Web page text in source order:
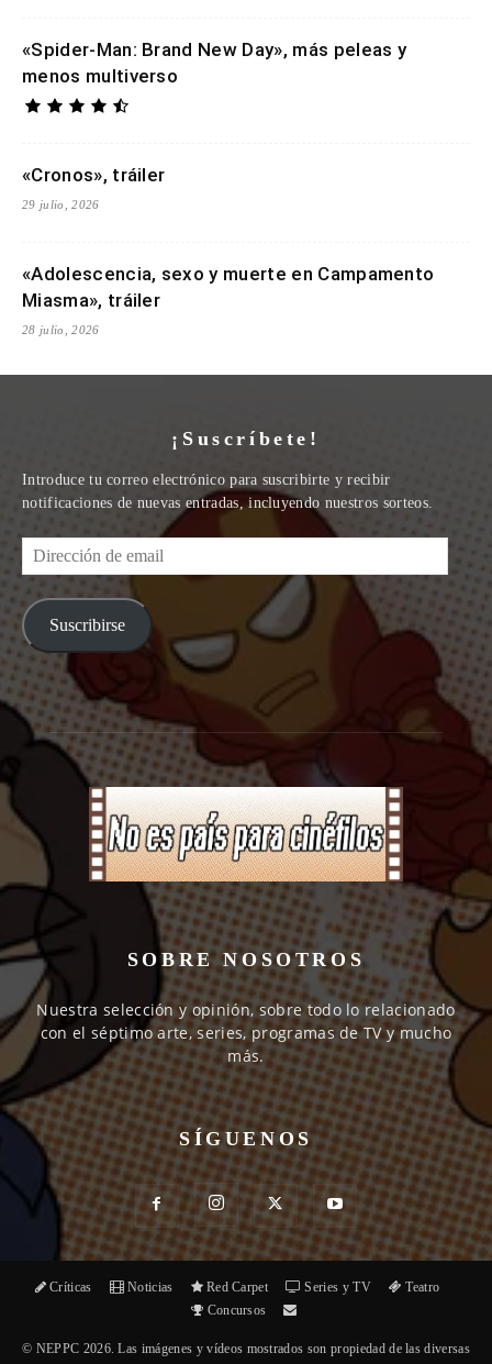
«Spider-Man: Brand New Day», más peleas y
menos multiverso
«Cronos», tráiler
29 julio, 2026
«Adolescencia, sexo y muerte en Campamento
Miasma», tráiler
28 julio, 2026
¡Suscríbete!
Introduce tu correo electrónico para suscribirte y recibir
notificaciones de nuevas entradas, incluyendo nuestros sorteos.
Dirección
de
email
Suscribirse
SOBRE NOSOTROS
Nuestra selección y opinión, sobre todo lo relacionado
con el séptimo arte, series, programas de TV y mucho
más.
SÍGUENOS
Críticas Noticias Red Carpet Series y TV
Teatro
Concursos
© NEPPC 2026. Las imágenes y vídeos mostrados son propiedad de las diversas